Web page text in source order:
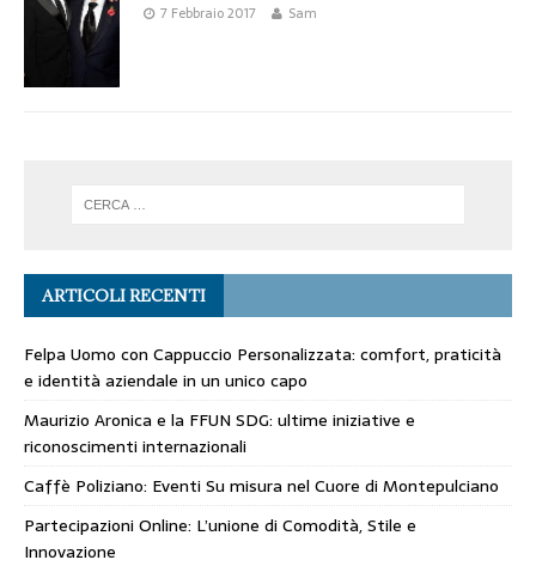
7 Febbraio 2017 Sam
ARTICOLI RECENTI
Felpa Uomo con Cappuccio Personalizzata: comfort, praticità
e identità aziendale in un unico capo
Maurizio Aronica e la FFUN SDG: ultime iniziative e
riconoscimenti internazionali
Caffè Poliziano: Eventi Su misura nel Cuore di Montepulciano
Partecipazioni Online: L’unione di Comodità, Stile e
Innovazione